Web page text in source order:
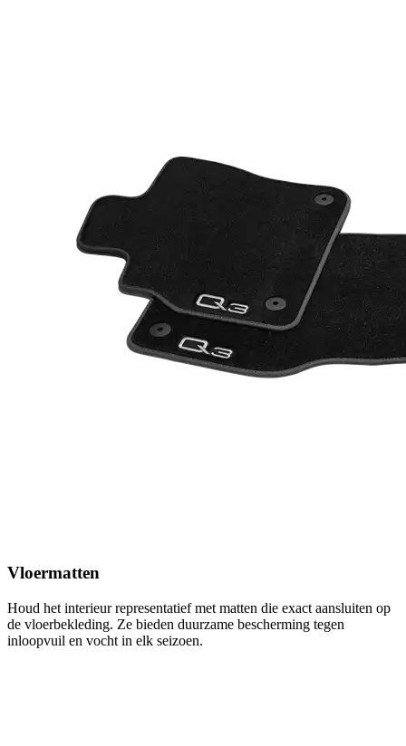
Vloermatten
Houd het interieur representatief met matten die exact aansluiten op
de vloerbekleding. Ze bieden duurzame bescherming tegen
inloopvuil en vocht in elk seizoen.